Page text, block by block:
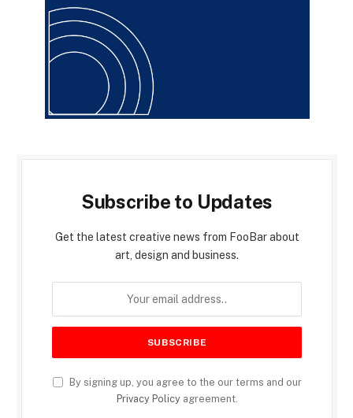
Subscribe to Updates
Get the latest creative news from FooBar about
art, design and business.
By signing up, you agree to the our terms and our
Privacy Policyagreement.